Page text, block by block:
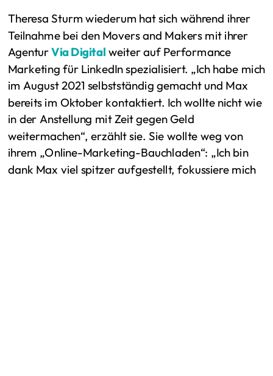
Theresa Sturm wiederum hat sich während ihrer
Teilnahme bei den Movers and Makers mit ihrer
AgenturVia Digital weiter auf Performance
Marketing für LinkedIn spezialisiert. „Ich habe mich
im August 2021 selbstständig gemacht und Max
bereits im Oktober kontaktiert. Ich wollte nicht wie
in der Anstellung mit Zeit gegen Geld
weitermachen“, erzählt sie. Sie wollte weg von
ihrem „Online-Marketing-Bauchladen“: „Ich bin
dank Max viel spitzer aufgestellt, fokussiere mich